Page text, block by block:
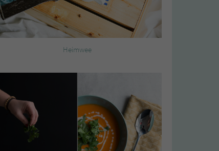
Heimwee